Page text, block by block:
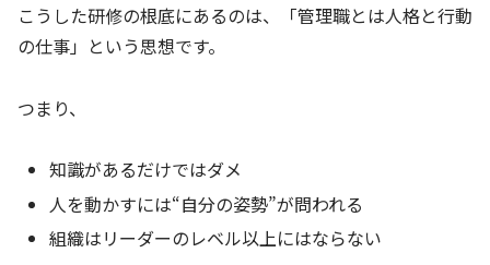
こうした研修の根底にあるのは、「管理職とは人格と行動
の仕事」という思想です。
つまり、
知識があるだけではダメ
人を動かすには“自分の姿勢”が問われる
組織はリーダーのレベル以上にはならない